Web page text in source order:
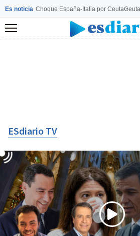
Es noticia Choque España-Italia por Ceuta
Menú
ESdiario TV